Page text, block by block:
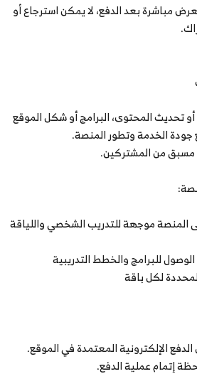
مباشرة بعد الدفع، لا يمكن استرجاع أو
تحديث المحتوى، البرامج أو شكل الموقع
الخدمة وتطور المنصة.
مسبق من المشتركين.
المنصة موجهة للتدريب الشخصي واللياقة
للبرامج والخطط التدريبية
لكل باقة
الإلكترونية المعتمدة في الموقع.
إتمام عملية الدفع.